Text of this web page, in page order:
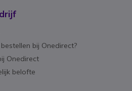
bij Onedirect?
Onedirect
belofte